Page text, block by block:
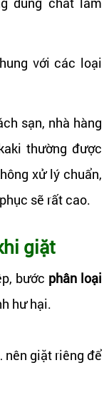
với các loại
sạn, nhà hàng
thường được
xử lý chuẩn,
sẽ rất cao.
giặt
bước phân loại
hư hại.
nên giặt riêng để